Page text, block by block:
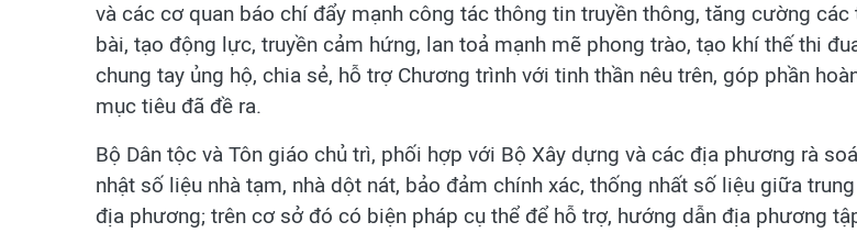
và các cơ quan báo chí đẩy mạnh công tác thông tin truyền thông, tăng cường các
bài, tạo động lực, truyền cảm hứng, lan toả mạnh mẽ phong trào, tạo khí thế thi
chung tay ủng hộ, chia sẻ, hỗ trợ Chương trình với tinh thần nêu trên, góp phần
mục tiêu đã đề ra.
Bộ Dân tộc và Tôn giáo chủ trì, phối hợp với Bộ Xây dựng và các địa phương rà
nhật số liệu nhà tạm, nhà dột nát, bảo đảm chính xác, thống nhất số liệu giữa
địa phương; trên cơ sở đó có biện pháp cụ thể để hỗ trợ, hướng dẫn địa phương